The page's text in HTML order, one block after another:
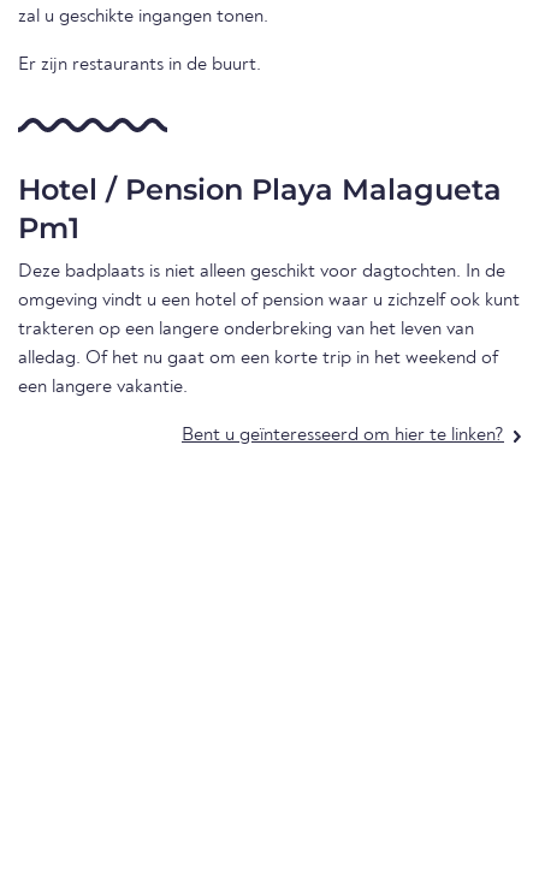
zal u geschikte ingangen tonen.
Er zijn restaurants in de buurt.
Hotel / Pension Playa Malagueta
Pm1
Deze badplaats is niet alleen geschikt voor dagtochten. In de
omgeving vindt u een hotel of pension waar u zichzelf ook kunt
trakteren op een langere onderbreking van het leven van
alledag. Of het nu gaat om een korte trip in het weekend of
een langere vakantie.
Bent u geïnteresseerd om hier te linken?